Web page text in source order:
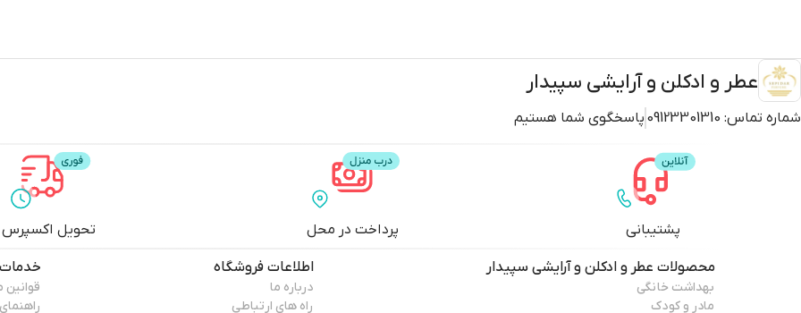
عطر و ادکلن و آرایشی سپیدار
شماره تماس: 09123301310 پاسخگوی شما هستیم
پشتیبانی پرداخت در محل تحویل اکسپرس
محصولات عطر و ادکلن و آرایشی سپیدار
بهداشت خانگی
مادر و کودک
اطلاعات فروشگاه
درباره ما
راه های ارتباطی